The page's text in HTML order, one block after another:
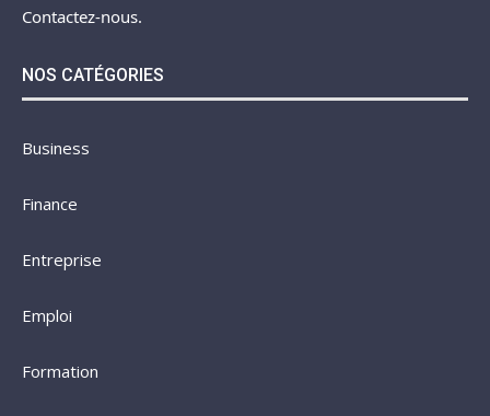
Contactez-nous.
NOS CATÉGORIES
Business
Finance
Entreprise
Emploi
Formation